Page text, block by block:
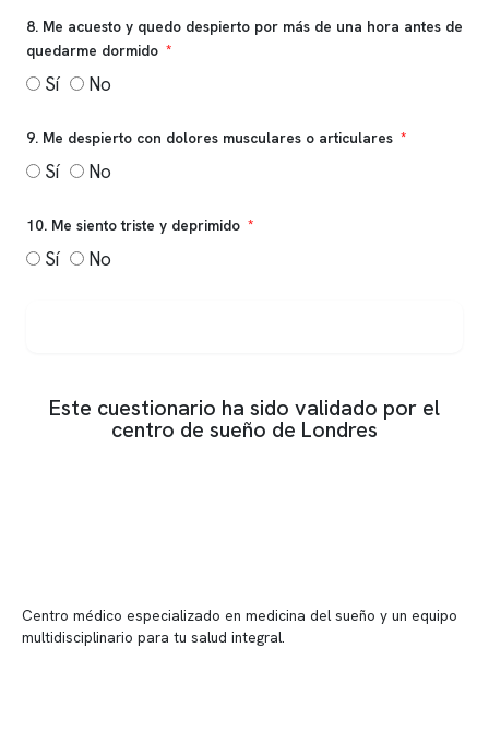
8. Me acuesto y quedo despierto por más de una hora antes de
quedarme dormido
Sí No
9. Me despierto con dolores musculares o articulares
Sí No
10. Me siento triste y deprimido
Sí No
Este cuestionario ha sido validado por el
centro de sueño de Londres
Centro médico especializado en medicina del sueño y un equipo
multidisciplinario para tu salud integral.